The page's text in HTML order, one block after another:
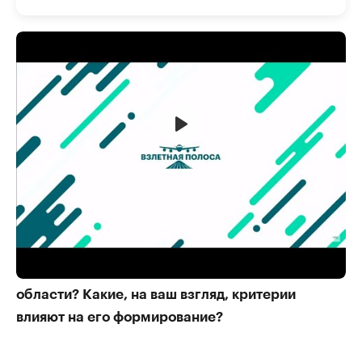
Анна Глебова: Как сегодня складывается
ситуация с наполнением бюджета Ростовской
области? Какие, на ваш взгляд, критерии
влияют на его формирование?